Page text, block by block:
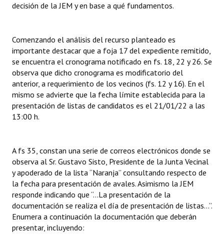
decisión de la JEM y en base a qué fundamentos.
Comenzando el análisis del recurso planteado es
importante destacar que a foja 17 del expediente remitido,
se encuentra el cronograma notificado en fs. 18, 22 y 26. Se
observa que dicho cronograma es modificatorio del
anterior, a requerimiento de los vecinos (fs. 12 y 16). En el
mismo se advierte que la fecha límite establecida para la
presentación de listas de candidatos es el 21/01/22 a las
13:00 h.
A fs 35, constan una serie de correos electrónicos donde se
observa al Sr. Gustavo Sisto, Presidente de la Junta Vecinal
y apoderado de la lista “Naranja” consultando respecto de
la fecha para presentación de avales. Asimismo la JEM
responde indicando que “…La presentación de la
documentación se realiza el día de presentación de listas…”.
Enumera a continuación la documentación que deberán
presentar, incluyendo: